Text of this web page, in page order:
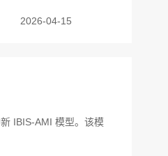
2026-04-15
IBIS-AMI 模型。该模